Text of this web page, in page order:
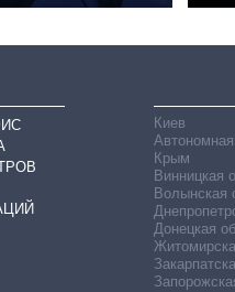
Киев
Крым
Винницкая
Волынская
Донецкая